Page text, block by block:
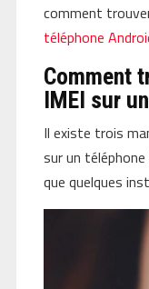
comment
téléphone
Comment
IMEI sur
Il existe trois
sur un téléphone
que quelques